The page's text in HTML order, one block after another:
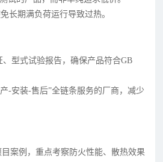
长期满负荷运行导致过热。
型式试验报告，确保产品符合GB
-安装-售后”全链条服务的厂商，减少
案例，重点考察防火性能、散热效果